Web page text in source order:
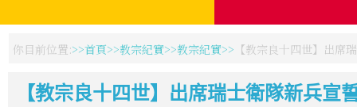
你目前位置: 首頁 教宗紀實 教宗紀實 【教宗良十四世】出席
【教宗良十四世】出席瑞士衛隊新兵宣